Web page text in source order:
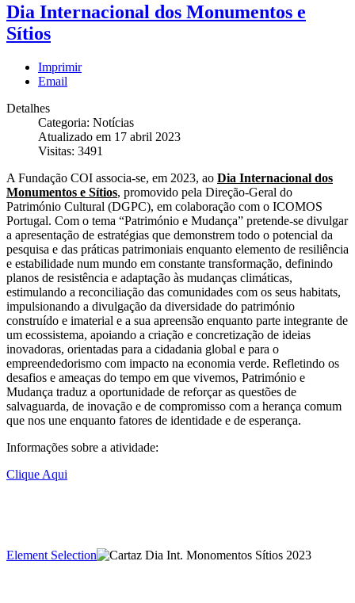
Dia Internacional dos Monumentos e
Sítios
Imprimir
Email
Detalhes
Categoria: Notícias
Atualizado em 17 abril 2023
Visitas: 3491
A Fundação COI associa-se, em 2023, ao Dia Internacional dos
Monumentos e Sítios, promovido pela Direção-Geral do
Património Cultural (DGPC), em colaboração com o ICOMOS
Portugal. Com o tema “Património e Mudança” pretende-se divulgar
a apresentação de estratégias que demonstrem todo o potencial da
pesquisa e das práticas patrimoniais enquanto elemento de resiliência
e estabilidade num mundo em constante transformação, definindo
planos de resistência e adaptação às mudanças climáticas,
estimulando a reconciliação das comunidades com os seus habitats,
impulsionando a divulgação da diversidade do património
construído e imaterial e a sua apreensão enquanto parte integrante de
um ecossistema, apoiando a criação e concretização de ideias
inovadoras, orientadas para a cidadania global e para o
empreendedorismo com impacto na economia verde. Refletindo os
desafios e ameaças do tempo em que vivemos, Património e
Mudança traduz a oportunidade de reforçar as questões de
salvaguarda, de inovação e de compromisso com a herança comum
que nos une enquanto fatores de identidade e de esperança.
Informações sobre a atividade:
Clique Aqui
Element Selection